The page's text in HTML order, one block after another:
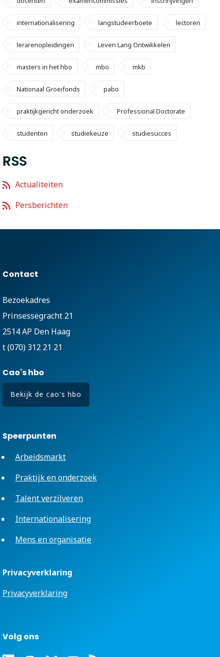
internationalisering langstudeerboete lectoren
lerarenopleidingen Leven Lang Ontwikkelen
masters in het hbo mbo mkb
Nationaal Groeifonds pabo
praktijkgericht onderzoek Professional Doctorate
studenten studiekeuze studiesucces
RSS
Actualiteiten
Persberichten
Contact
Bezoekadres
Prinsessegracht 21
2514 AP Den Haag
t (070) 312 21 21
Cao's hbo
Bekijk de cao's hbo
Speerpunten
Arbeidsmarkt
Praktijk en onderzoek
Talent verzilveren
Internationalisering
Mens en organisatie
Privacyverklaring
Privacyverklaring
Volg ons